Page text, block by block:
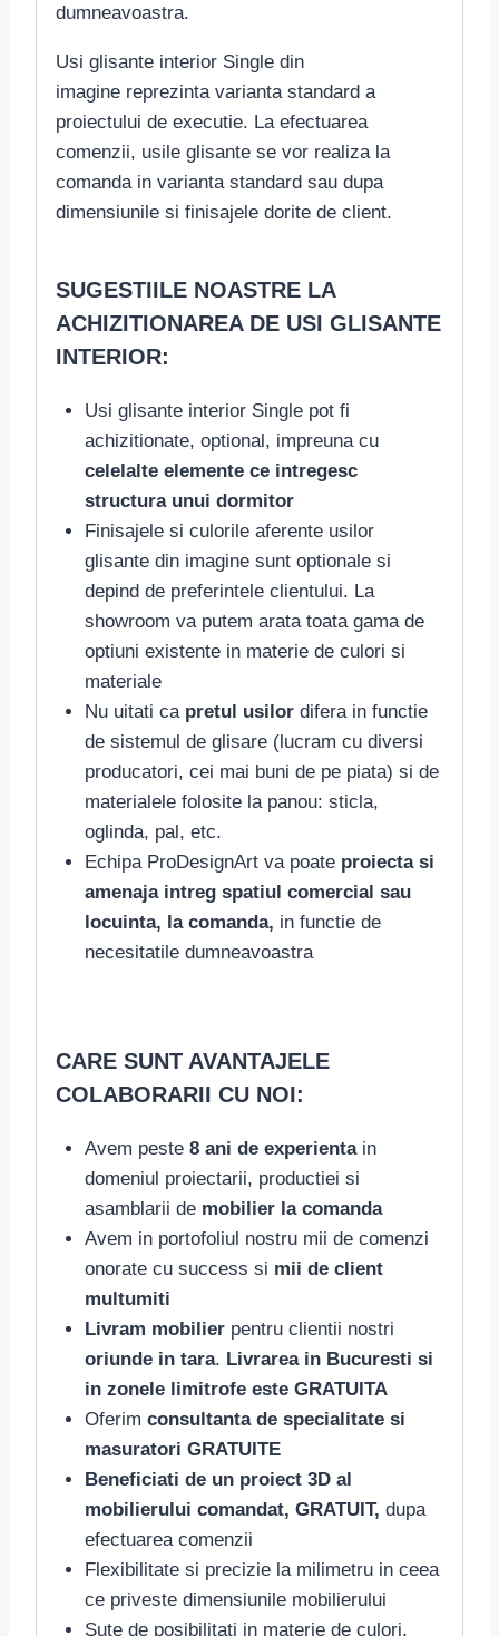
dumneavoastra.
Usi glisante interior Single din
imagine reprezinta varianta standard a
proiectului de executie. La efectuarea
comenzii, usile glisante se vor realiza la
comanda in varianta standard sau dupa
dimensiunile si finisajele dorite de client.
SUGESTIILE NOASTRE LA
ACHIZITIONAREA DE USI GLISANTE
INTERIOR:
Usi glisante interior Single pot fi
achizitionate, optional, impreuna cu
celelalte elemente ce intregesc
structura unui dormitor
Finisajele si culorile aferente usilor
glisante din imagine sunt optionale si
depind de preferintele clientului. La
showroom va putem arata toata gama de
optiuni existente in materie de culori si
materiale
Nu uitati ca pretul usilordifera in functie
de sistemul de glisare (lucram cu diversi
producatori, cei mai buni de pe piata) si de
materialele folosite la panou: sticla,
oglinda, pal, etc.
Echipa ProDesignArt va poate proiecta si
amenaja intreg spatiul comercial sau
locuinta, la comanda, in functie de
necesitatile dumneavoastra
CARE SUNT AVANTAJELE
COLABORARII CU NOI:
Avem peste 8 ani de experientain
domeniul proiectarii, productiei si
asamblarii de mobilier la comanda
Avem in portofoliul nostru mii de comenzi
onorate cu success si mii de client
multumiti
Livram mobilierpentru clientii nostri
oriunde in tara. Livrarea in Bucuresti si
in zonele limitrofe este GRATUITA
Oferim consultanta de specialitate si
masuratori GRATUITE
Beneficiati de un proiect 3D al
mobilierului comandat, GRATUIT, dupa
efectuarea comenzii
Flexibilitate si precizie la milimetru in ceea
ce priveste dimensiunile mobilierului
Sute de posibilitati in materie de culori,